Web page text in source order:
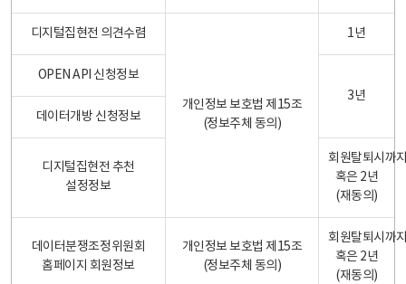
디지털집현전 의견수렴
개인정보 보호법 제15조
(정보주체 동의)
1년
OPEN API 신청정보
3년
데이터개방 신청정보
디지털집현전 추천
설정정보
회원탈퇴시까
혹은 2년
(재동의)
데이터분쟁조정위원회
홈페이지 회원정보
개인정보 보호법 제15조
(정보주체 동의)
회원탈퇴시까
혹은 2년
(재동의)